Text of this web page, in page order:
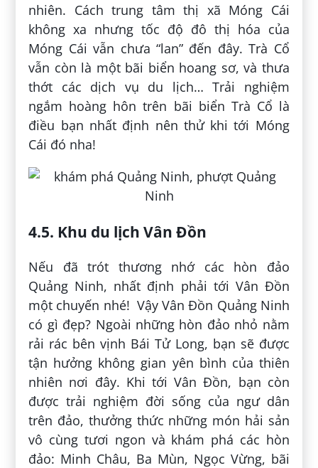
nhiên. Cách trung tâm thị xã Móng Cái
không xa nhưng tốc độ đô thị hóa của
Móng Cái vẫn chưa “lan” đến đây. Trà Cổ
vẫn còn là một bãi biển hoang sơ, và thưa
thớt các dịch vụ du lịch… Trải nghiệm
ngắm hoàng hôn trên bãi biển Trà Cổ là
điều bạn nhất định nên thử khi tới Móng
Cái đó nha!
4.5. Khu du lịch Vân Đồn
Nếu đã trót thương nhớ các hòn đảo
Quảng Ninh, nhất định phải tới Vân Đồn
một chuyến nhé! Vậy Vân Đồn Quảng Ninh
có gì đẹp? Ngoài những hòn đảo nhỏ nằm
rải rác bên vịnh Bái Tử Long, bạn sẽ được
tận hưởng không gian yên bình của thiên
nhiên nơi đây. Khi tới Vân Đồn, bạn còn
được trải nghiệm đời sống của ngư dân
trên đảo, thưởng thức những món hải sản
vô cùng tươi ngon và khám phá các hòn
đảo: Minh Châu, Ba Mùn, Ngọc Vừng, bãi